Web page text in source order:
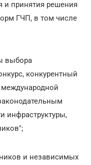
и принятия решения
ГЧП, в том числе
выбора
конкурентный
международной
инфраструктуры,
и независимых